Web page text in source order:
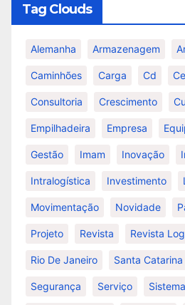
Tag Clouds
Alemanha Armazenagem
Caminhões Carga Cd
Consultoria Crescimento
Empilhadeira Empresa
Gestão Imam Inovação
Intralogística Investimento
Movimentação Novidade
Projeto Revista Revista
Rio De Janeiro Santa Catarina
Segurança Serviço Sistema